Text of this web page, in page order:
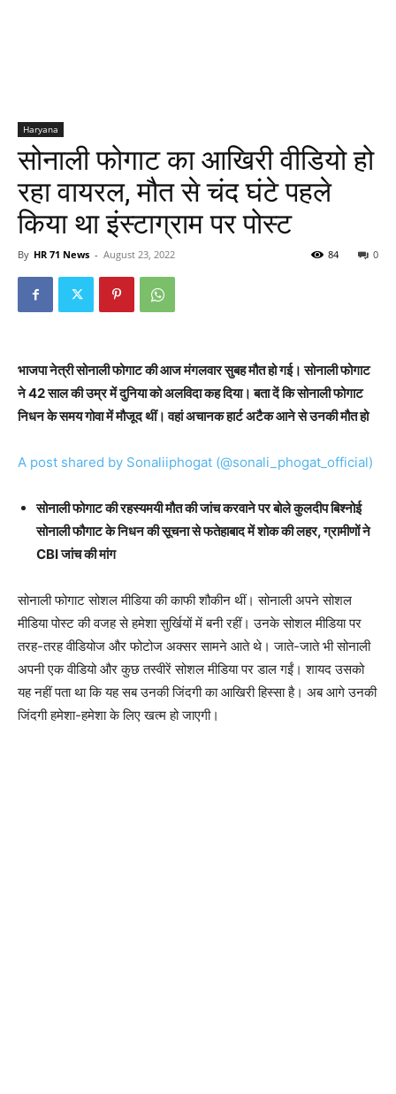
Haryana
सोनाली फोगाट का आखिरी वीडियो हो
रहा वायरल, मौत से चंद घंटे पहले
किया था इंस्टाग्राम पर पोस्ट
By HR 71 News - August 23, 2022 0
84
भाजपा नेत्री सोनाली फोगाट की आज मंगलवार सुबह मौत हो गई। सोनाली फोगाट
ने 42 साल की उम्र में दुनिया को अलविदा कह दिया। बता दें कि सोनाली फोगाट
निधन के समय गोवा में मौजूद थीं। वहां अचानक हार्ट अटैक आने से उनकी मौत हो
A post shared by Sonaliiphogat (@sonali_phogat_official)
सोनाली फोगाट की रहस्यमयी मौत की जांच करवाने पर बोले कुलदीप बिश्नोई
सोनाली फौगाट के निधन की सूचना से फतेहाबाद में शोक की लहर, ग्रामीणों ने
CBI जांच की मांग
सोनाली फोगाट सोशल मीडिया की काफी शौकीन थीं। सोनाली अपने सोशल
मीडिया पोस्ट की वजह से हमेशा सुर्खियों में बनी रहीं। उनके सोशल मीडिया पर
तरह-तरह वीडियोज और फोटोज अक्सर सामने आते थे। जाते-जाते भी सोनाली
अपनी एक वीडियो और कुछ तस्वीरें सोशल मीडिया पर डाल गईं। शायद उसको
यह नहीं पता था कि यह सब उनकी जिंदगी का आखिरी हिस्सा है। अब आगे उनकी
जिंदगी हमेशा-हमेशा के लिए खत्म हो जाएगी।